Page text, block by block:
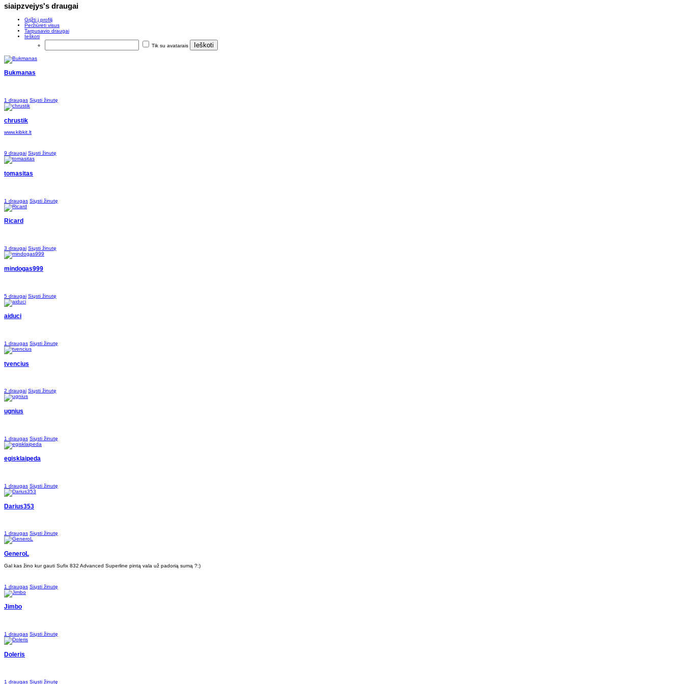
siaipzvejys's draugai
Grįžti į profilį
Peržiūrėti visus
Tarpusavio draugai
Ieškoti
Tik su avatarais
Bukmanas
1 draugas Siųsti žinutę
chrustik
www.kibkit.lt
9 draugai Siųsti žinutę
tomasitas
1 draugas Siųsti žinutę
Ricard
3 draugai Siųsti žinutę
mindogas999
5 draugai Siųsti žinutę
aiduci
1 draugas Siųsti žinutę
tvencius
2 draugai Siųsti žinutę
ugnius
1 draugas Siųsti žinutę
egisklaipeda
1 draugas Siųsti žinutę
Darius353
1 draugas Siųsti žinutę
GeneroL
Gal kas žino kur gauti Sufix 832 Advanced Superline pintą vala už padorią sumą ?:)
1 draugas Siųsti žinutę
Jimbo
1 draugas Siųsti žinutę
Doleris
1 draugas Siųsti žinutę